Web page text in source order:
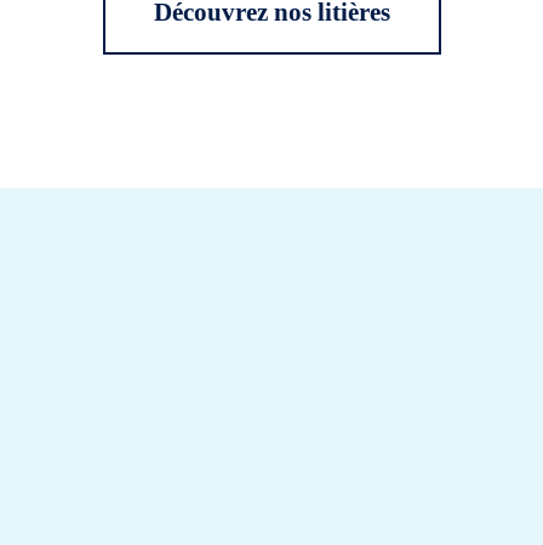
Découvrez nos litières